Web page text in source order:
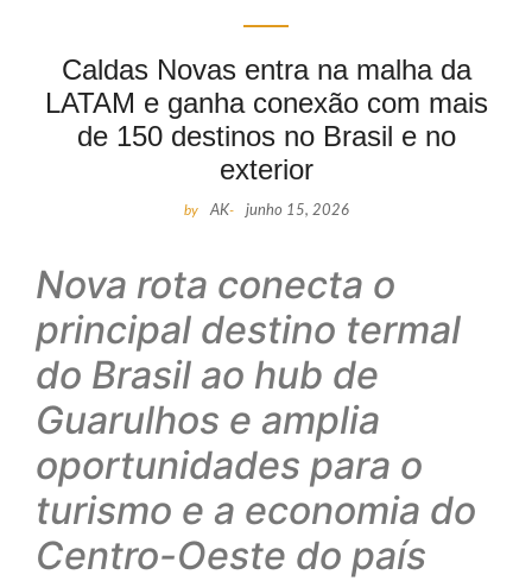
Caldas Novas entra na malha da
LATAM e ganha conexão com mais
de 150 destinos no Brasil e no
exterior
by AK- junho 15, 2026
Nova rota conecta o
principal destino termal
do Brasil ao hub de
Guarulhos e amplia
oportunidades para o
turismo e a economia do
Centro-Oeste do país